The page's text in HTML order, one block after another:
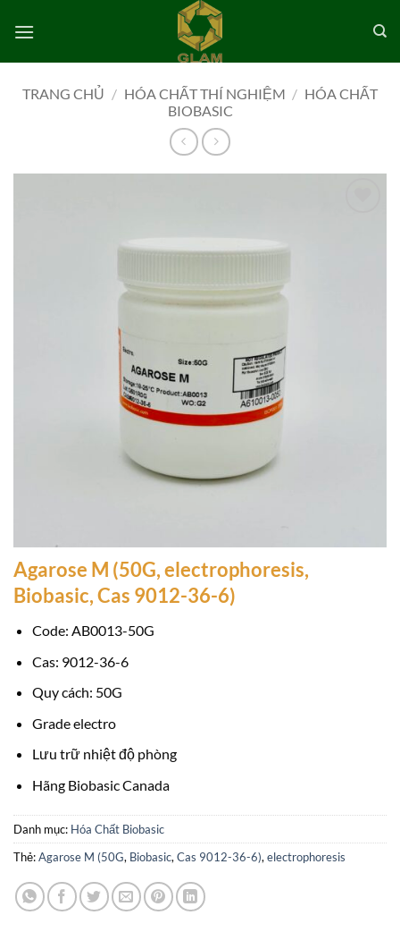
qua
TRANG CHỦ / HÓA CHẤT THÍ NGHIỆM / HÓA CHẤT
BIOBASIC
Agarose M (50G, electrophoresis,
Biobasic, Cas 9012-36-6)
Code: AB0013-50G
Cas: 9012-36-6
Quy cách: 50G
Grade electro
Lưu trữ nhiệt độ phòng
Hãng Biobasic Canada
Danh mục: Hóa Chất Biobasic
Thẻ:Agarose M (50G, Biobasic, Cas 9012-36-6), electrophoresis